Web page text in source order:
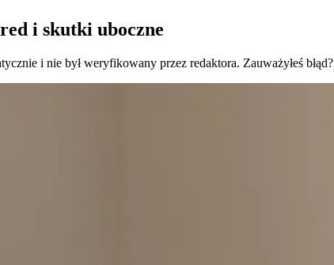
i skutki uboczne
i nie był weryfikowany przez redaktora. Zauważyłeś błąd?